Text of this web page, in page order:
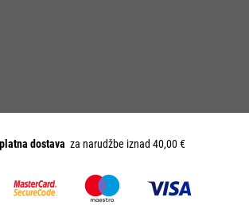
dostava za narudžbe iznad 40,00 €